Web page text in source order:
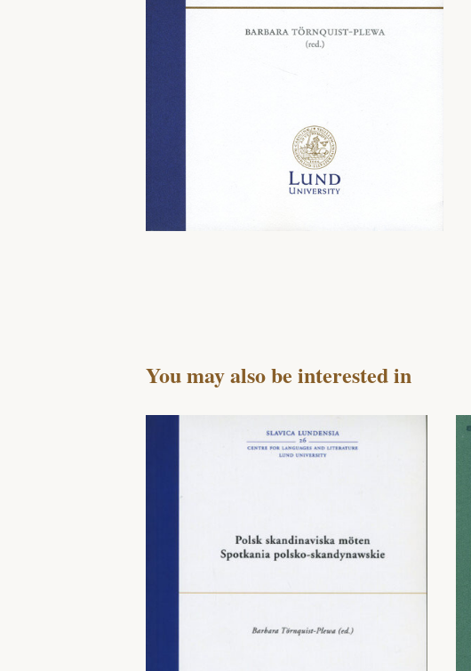
You may also be interested in